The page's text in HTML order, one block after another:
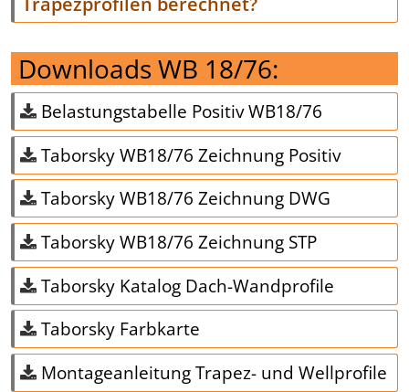
Downloads WB 18/76:
Belastungstabelle Positiv WB18/76
Taborsky WB18/76 Zeichnung Positiv
Taborsky WB18/76 Zeichnung DWG
Taborsky WB18/76 Zeichnung STP
Taborsky Katalog Dach-Wandprofile
Taborsky Farbkarte
Montageanleitung Trapez- und Wellprofile